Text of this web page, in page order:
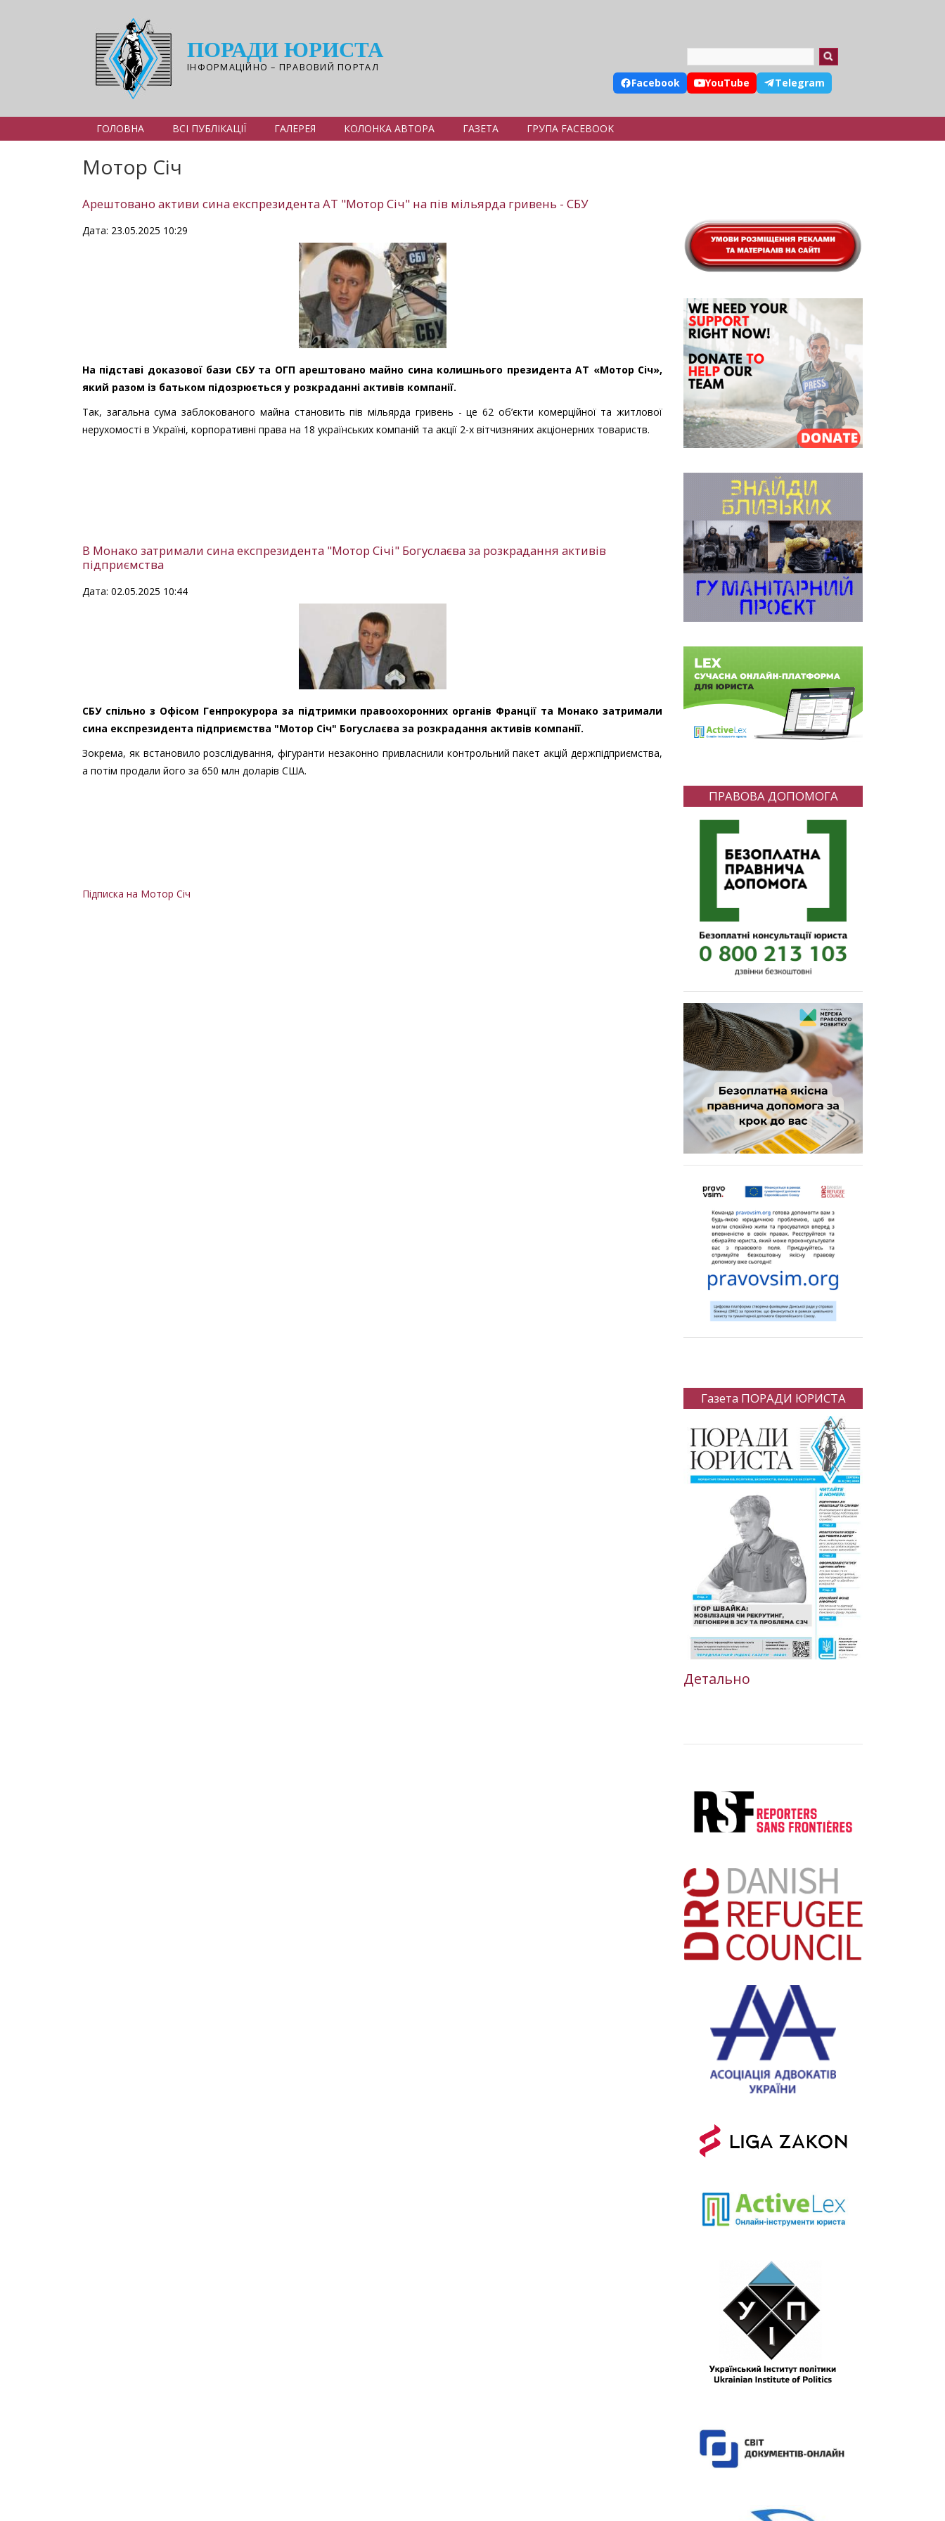
ПОРАДИ ЮРИСТА
ІНФОРМАЦІЙНО – ПРАВОВИЙ ПОРТАЛ
Facebook YouTube Telegram
ГОЛОВНА ВСІ ПУБЛІКАЦІЇ ГАЛЕРЕЯ КОЛОНКА АВТОРА ГАЗЕТА ГРУПА FACEBOOK
Мотор Січ
Арештовано активи сина експрезидента АТ "Мотор Січ" на пів мільярда гривень - СБУ
Дата: 23.05.2025 10:29
На підставі доказової бази СБУ та ОГП арештовано майно сина колишнього президента АТ «Мотор Січ»,
який разом із батьком підозрюється у розкраданні активів компанії.
Так, загальна сума заблокованого майна становить пів мільярда гривень - це 62 об’єкти комерційної та житлової
нерухомості в Україні, корпоративні права на 18 українських компаній та акції 2-х вітчизняних акціонерних товариств.
В Монако затримали сина експрезидента "Мотор Січі" Богуслаєва за розкрадання активів
підприємства
Дата: 02.05.2025 10:44
СБУ спільно з Офісом Генпрокурора за підтримки правоохоронних органів Франції та Монако затримали
сина експрезидента підприємства "Мотор Січ" Богуслаєва за розкрадання активів компанії.
Зокрема, як встановило розслідування, фігуранти незаконно привласнили контрольний пакет акцій держпідприємства,
а потім продали його за 650 млн доларів США.
Підписка на Мотор Січ
ПРАВОВА ДОПОМОГА
Газета ПОРАДИ ЮРИСТА
Детально